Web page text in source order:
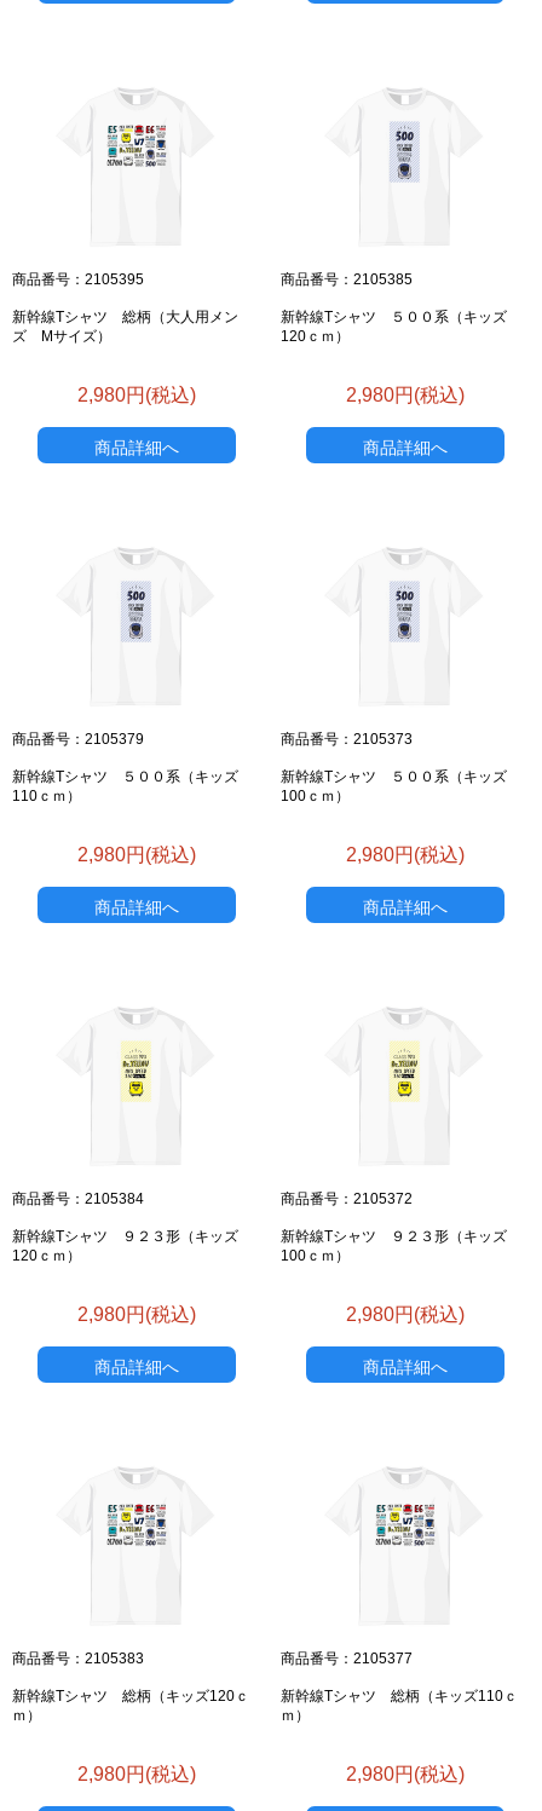
商品番号：2105395
新幹線Tシャツ 総柄（大人用メン
ズ Mサイズ）
2,980円(税込)
商品詳細へ
商品番号：2105385
新幹線Tシャツ ５００系（キッズ
120ｃｍ）
2,980円(税込)
商品詳細へ
商品番号：2105379
新幹線Tシャツ ５００系（キッズ
110ｃｍ）
2,980円(税込)
商品詳細へ
商品番号：2105373
新幹線Tシャツ ５００系（キッズ
100ｃｍ）
2,980円(税込)
商品詳細へ
商品番号：2105384
新幹線Tシャツ ９２３形（キッズ
120ｃｍ）
2,980円(税込)
商品詳細へ
商品番号：2105372
新幹線Tシャツ ９２３形（キッズ
100ｃｍ）
2,980円(税込)
商品詳細へ
商品番号：2105383
新幹線Tシャツ 総柄（キッズ120ｃ
ｍ）
2,980円(税込)
商品番号：2105377
新幹線Tシャツ 総柄（キッズ110ｃ
ｍ）
2,980円(税込)